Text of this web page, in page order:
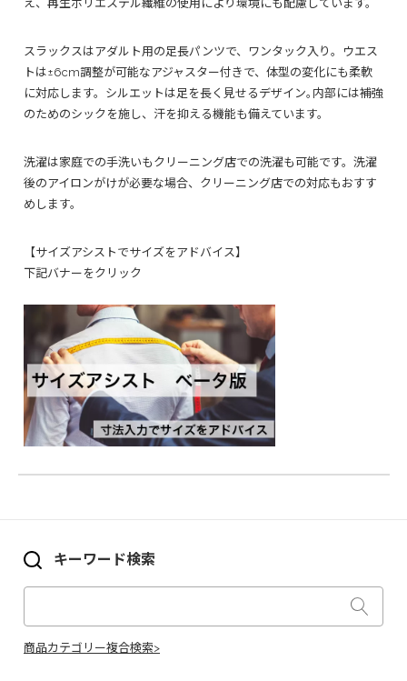
え、再生ポリエステル繊維の使用により環境にも配慮しています。
スラックスはアダルト用の足長パンツで、ワンタック入り。ウエス
トは±6cm調整が可能なアジャスター付きで、体型の変化にも柔軟
に対応します。シルエットは足を長く見せるデザイン｡内部には補強
のためのシックを施し、汗を抑える機能も備えています。
洗濯は家庭での手洗いもクリーニング店での洗濯も可能です。洗濯
後のアイロンがけが必要な場合、クリーニング店での対応もおすす
めします。
【サイズアシストでサイズをアドバイス】
下記バナーをクリック
キーワード検索
商品カテゴリー複合検索>